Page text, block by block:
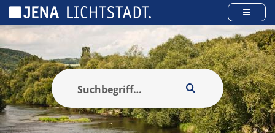
Cookie-Einstellungen